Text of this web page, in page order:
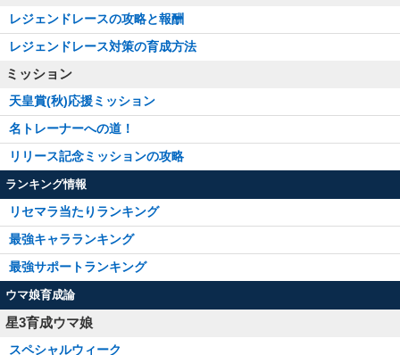
レジェンドレースの攻略と報酬
レジェンドレース対策の育成方法
ミッション
天皇賞(秋)応援ミッション
名トレーナーへの道！
リリース記念ミッションの攻略
ランキング情報
リセマラ当たりランキング
最強キャラランキング
最強サポートランキング
ウマ娘育成論
星3育成ウマ娘
スペシャルウィーク